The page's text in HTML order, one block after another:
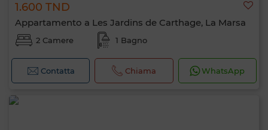
1.600 TND
Appartamento a Les Jardins de Carthage, La Marsa
2 Camere 1 Bagno
Contatta Chiama WhatsApp